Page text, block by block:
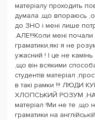
матеріалу проходить
думала ,що впораюсь
до ЗНО і мені лише
.АЛЕ!!!Коли мені
граматики,які я не
ужасний ! І це не
,що він всякими
студентів матеріал
в такі рамки !!! ЛЮДИ
ХЛОПСЬКИЙ РОЗУМ ,НА
матеріал !Ми не те ,що
граматики на